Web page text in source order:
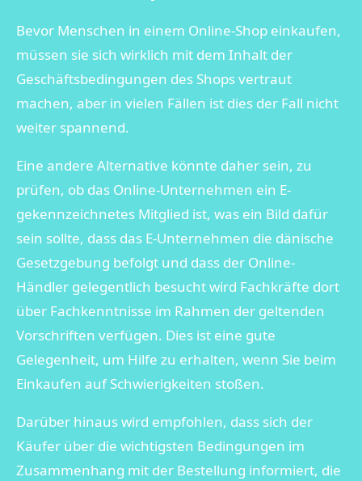
Bevor Menschen in einem Online-Shop einkaufen,
müssen sie sich wirklich mit dem Inhalt der
Geschäftsbedingungen des Shops vertraut
machen, aber in vielen Fällen ist dies der Fall nicht
weiter spannend.
Eine andere Alternative könnte daher sein, zu
prüfen, ob das Online-Unternehmen ein E-
gekennzeichnetes Mitglied ist, was ein Bild dafür
sein sollte, dass das E-Unternehmen die dänische
Gesetzgebung befolgt und dass der Online-
Händler gelegentlich besucht wird Fachkräfte dort
über Fachkenntnisse im Rahmen der geltenden
Vorschriften verfügen. Dies ist eine gute
Gelegenheit, um Hilfe zu erhalten, wenn Sie beim
Einkaufen auf Schwierigkeiten stoßen.
Darüber hinaus wird empfohlen, dass sich der
Käufer über die wichtigsten Bedingungen im
Zusammenhang mit der Bestellung informiert, die